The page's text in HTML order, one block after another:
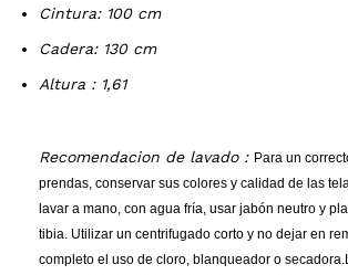
Cintura: 100 cm
Cadera: 130 cm
Altura : 1,61
Recomendacion de lavado : Para un
prendas, conservar sus colores y calidad de las
lavar a mano, con agua fría, usar jabón neutro y
tibia. Utilizar un centrifugado corto y no dejar en
completo el uso de cloro, blanqueador o secadora.